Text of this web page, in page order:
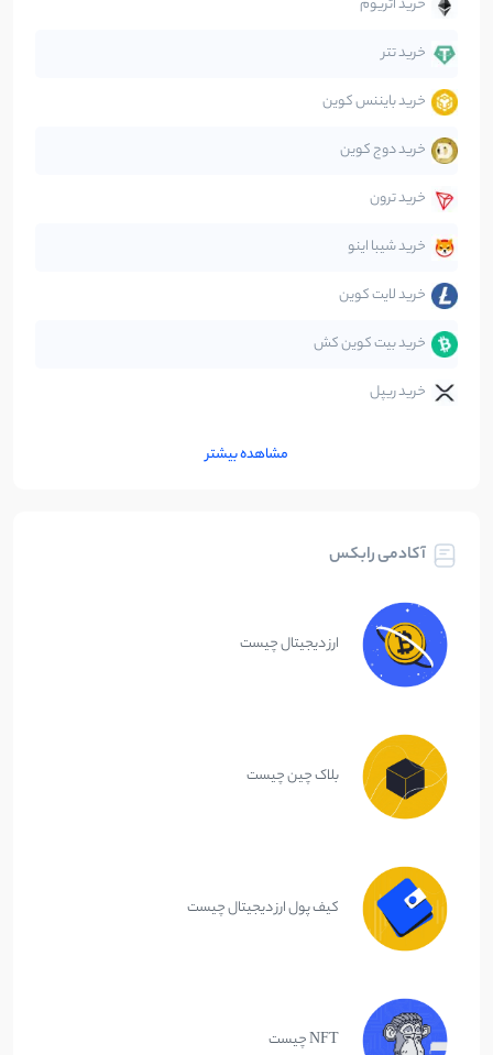
دیفای
صرافی‌ها
قانون‌گذاری
متاورس
خرید اتریوم
خرید تتر
خرید بایننس کوین
خرید دوج کوین
خرید ترون
خرید شیبا اینو
خرید لایت کوین
خرید بیت کوین کش
خرید ریپل
مشاهده بیشتر
آکادمی رابکس
ارز دیجیتال چیست
بلاک چین چیست
کیف پول ارز دیجیتال چیست
NFT چیست